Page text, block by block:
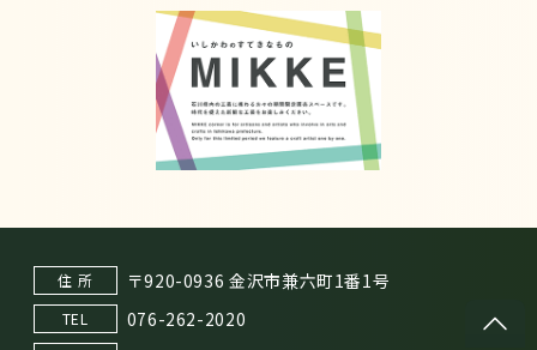
住 所 〒920-0936 金沢市兼六町1番1号
TEL 076-262-2020